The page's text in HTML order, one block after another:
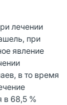
лечении
при
явление
в то время
в 68,5 %